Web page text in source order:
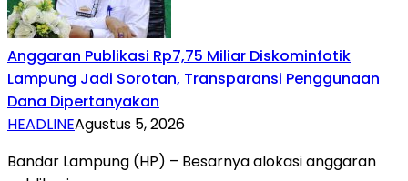
Anggaran Publikasi Rp7,75 Miliar Diskominfotik
Lampung Jadi Sorotan, Transparansi Penggunaan
Dana Dipertanyakan
HEADLINEAgustus 5, 2026
Bandar Lampung (HP) – Besarnya alokasi anggaran